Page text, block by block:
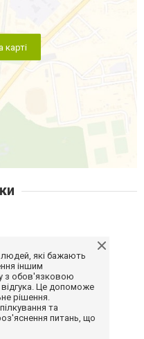
карті
людей, які бажають
іншим
з обов'язковою
Це допоможе
рішення.
та
питань, що